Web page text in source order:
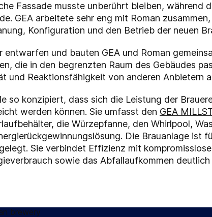
Fassade musste unberührt bleiben, während
GEA arbeitete sehr eng mit Roman
Konfiguration und den Betrieb der neuen
entwarfen und bauten GEA und Roman
die in den begrenzten Raum des Gebäudes
und Reaktionsfähigkeit von anderen Anbietern
so konzipiert, dass sich die Leistung der
werden können. Sie umfasst den GEA
die Würzepfanne, den Whirlpool,
Die Brauanlage ist
Sie verbindet Effizienz mit
sowie das Abfallaufkommen